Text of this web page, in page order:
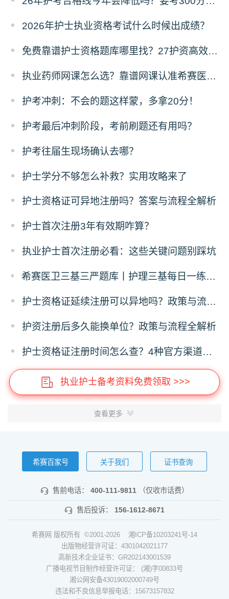
2026年护士执业资格考试什么时候出成绩？
免费靠谱护士资格题库哪里找？27护资高效备考指南
执业药师网课怎么选？靠谱网课认准希赛医卫题库！
护考冲刺：不会的题这样蒙，多拿20分！
护考最后冲刺阶段，考前刷题还有用吗？
​护考往届生现场确认去哪？
护士学分不够怎么补救？实用攻略来了
护士资格证可异地注册吗？答案与流程全解析
护士首次注册3年有效期咋算？
执业护士首次注册必看：这些关键问题别踩坑
希赛医卫三基三严题库丨护理三基每日一练（12月24日）
护士资格证延续注册可以异地吗？政策与流程全解析
护资注册后多久能换单位？政策与流程全解析
护士资格证注册时间怎么查？4种官方渠道全指南
执业护士备考资料免费领取 >>>
查看更多
希赛百家号 关于我们 证书查询
售前电话： 400-111-9811 （仅收市话费）
售后投诉： 156-1612-8671
希赛网 版权所有 ©2001-2026 湘ICP备10203241号-14
出版物经营许可证：4301042021177
高新技术企业证书：GR202143001539
广播电视节目制作经营许可证： (湘)字00833号
湘公网安备43019002000749号
违法和不良信息举报电话：15673157832